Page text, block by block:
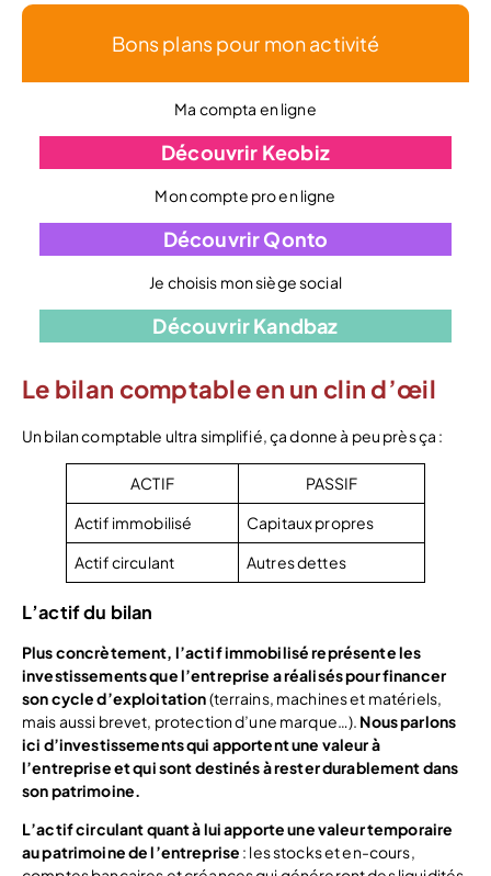
Bons plans pour mon activité
Ma compta en ligne
Découvrir Keobiz
Mon compte pro en ligne
Découvrir Qonto
Je choisis mon siège social
Découvrir Kandbaz
Le bilan comptable en un clin d’œil
Un bilan comptable ultra simplifié, ça donne à peu près ça :
ACTIF
PASSIF
Actif immobilisé
Capitaux propres
Actif circulant
Autres dettes
L’actif du bilan
Plus concrètement, l’actif immobilisé représente les
investissements que l’entreprise a réalisés pour financer
son cycle d’exploitation(terrains, machines et matériels,
mais aussi brevet, protection d’une marque…). Nous parlons
ici d’investissements qui apportent une valeur à
l’entreprise et qui sont destinés à rester durablement dans
son patrimoine.
L’actif circulant quant à lui apporte une valeur temporaire
au patrimoine de l’entreprise : les stocks et en-cours,